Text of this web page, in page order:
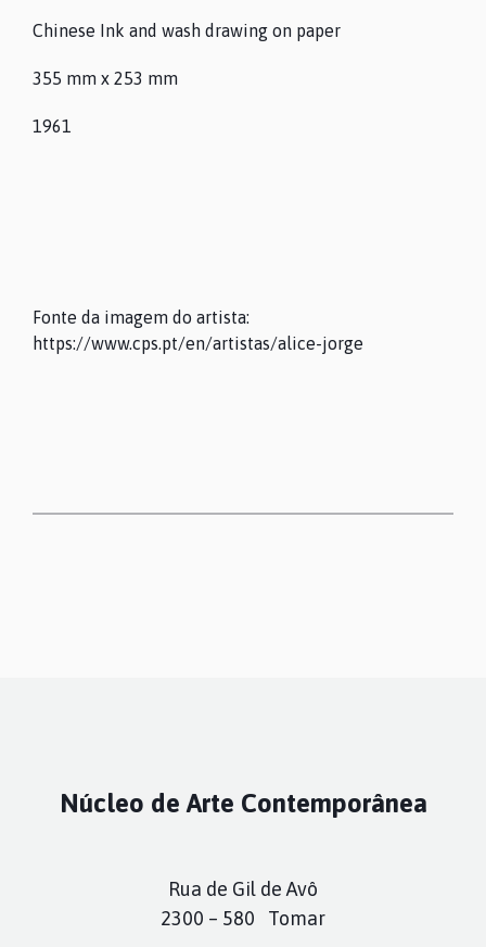
Chinese Ink and wash drawing on paper
355 mm x 253 mm
1961
Fonte da imagem do artista:
https://www.cps.pt/en/artistas/alice-jorge
Núcleo de Arte Contemporânea
Rua de Gil de Avô
2300 – 580 Tomar